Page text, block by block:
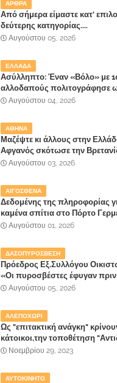
ΑΡΘΡΑ
Από σήμερα είμαστε κατ'
δεύτερης κατηγορίας....
Αυγούστου 05, 2026
ΕΛΛΑΔΑ
Ασύλληπτο: Έναν «Βόλο» με
αλλοδαπούς πολιτογράφησε
κυβέρνηση!
Αυγούστου 04, 2026
ΑΘΗΝΑ
Μαζέψτε κι άλλους στην
Αφγανός σκότωσε την
κάνει τη σύντροφό του
Αυγούστου 03, 2026
ΑΙΓΟΣΘΕΝΑ
Δεδομένης της πληροφορίας
καμένα σπίτια στο Πόρτο
αναζητηθούν ευθύνες για την
επίγειου παραδείσου της
Αυγούστου 01, 2026
ΔΑΣΟΠΥΡΟΣΒΕΣΗ
Πρόεδρος Εξ.Συλλόγου
«Οι πυροσβέστες έφυγαν
κατοίκους»
Αυγούστου 05, 2026
ΑΛΕΠΟΧΩΡΙ
Ως "επιτακτική ανάγκη"
κάτοικοι,την τοποθέτηση
Παραλιακής Ζώνης" στο Δήμο
Νοεμβρίου 29, 2023
ΑΥΤΟΚΙΝΗΤΟ